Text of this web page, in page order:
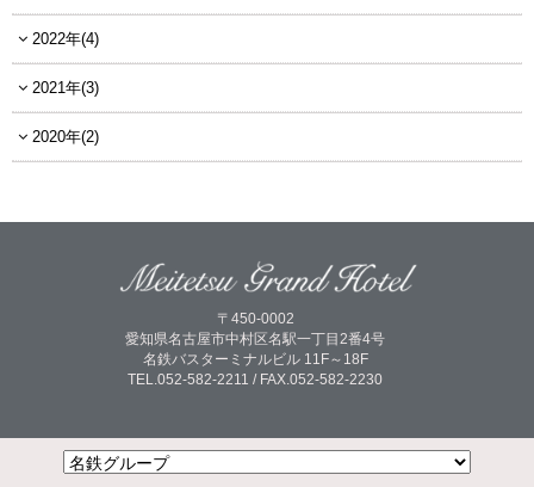
2022年(4)
2021年(3)
2020年(2)
〒450-0002
愛知県名古屋市中村区名駅一丁目2番4号
名鉄バスターミナルビル 11F～18F
TEL.052-582-2211 / FAX.052-582-2230